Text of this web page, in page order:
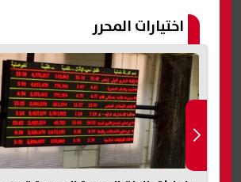
اختيارات المحرر